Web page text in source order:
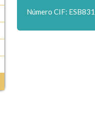
Número CIF: